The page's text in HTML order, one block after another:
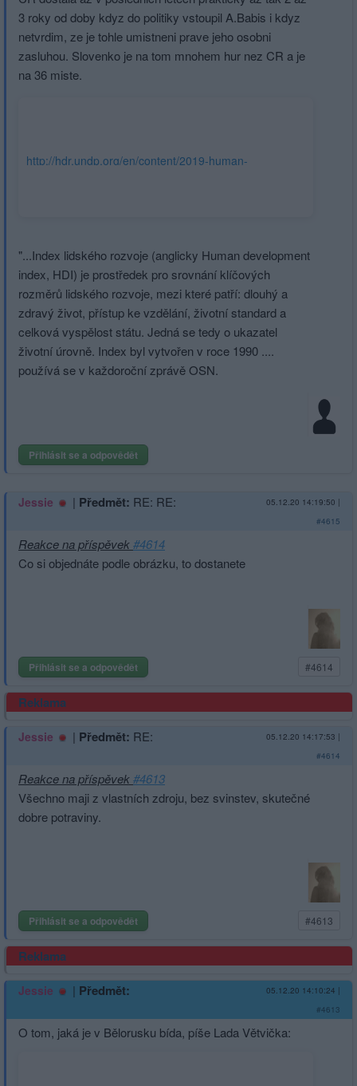
3 roky od doby kdyz do politiky vstoupil A.Babis i kdyz
netvrdim, ze je tohle umistneni prave jeho osobni
zasluhou. Slovenko je na tom mnohem hur nez CR a je
na 36 miste.
http://hdr.undp.org/en/content/2019-human-
"...Index lidského rozvoje (anglicky Human development
index, HDI) je prostředek pro srovnání klíčových
rozměrů lidského rozvoje, mezi které patří: dlouhý a
zdravý život, přístup ke vzdělání, životní standard a
celková vyspělost státu. Jedná se tedy o ukazatel
životní úrovně. Index byl vytvořen v roce 1990 ....
používá se v každoroční zprávě OSN.
Přihlásit se a odpovědět
Jessie | Předmět: RE: RE: 05.12.20 14:19:50 |
#4615
Reakce na příspěvek#4614
Co si objednáte podle obrázku, to dostanete
Přihlásit se a odpovědět #4614
Reklama
Jessie | Předmět: RE: 05.12.20 14:17:53 |
#4614
Reakce na příspěvek#4613
Všechno maji z vlastních zdroju, bez svinstev, skutečné
dobre potraviny.
Přihlásit se a odpovědět #4613
Reklama
Jessie | Předmět: 05.12.20 14:10:24 |
#4613
O tom, jaká je v Bělorusku bída, píše Lada Větvička: